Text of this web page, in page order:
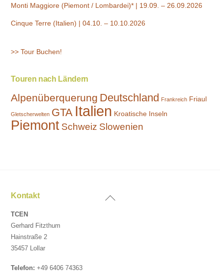
Monti Maggiore (Piemont / Lombardei)* | 19.09. – 26.09.2026
Cinque Terre (Italien) | 04.10. – 10.10.2026
>> Tour Buchen!
Touren nach Ländern
Alpenüberquerung Deutschland Frankreich Friaul
Gletscherwelten GTA Italien Kroatische Inseln
Piemont Schweiz Slowenien
Back
Kontakt
TCEN
Gerhard Fitzthum
Hainstraße 2
35457 Lollar
Telefon: +49 6406 74363